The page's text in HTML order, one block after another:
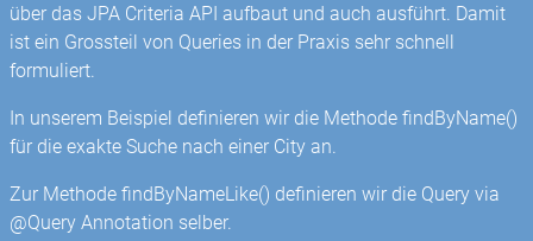
über das JPA Criteria API aufbaut und auch ausführt. Damit
ist ein Grossteil von Queries in der Praxis sehr schnell
formuliert.
In unserem Beispiel definieren wir die Methode findByName()
für die exakte Suche nach einer City an.
Zur Methode findByNameLike() definieren wir die Query via
@Query Annotation selber.